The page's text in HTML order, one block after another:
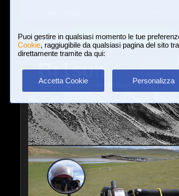
Puoi gestire in qualsiasi momento le tue
Cookie, raggiugibile da qualsiasi pagina del sito
direttamente tramite da qui:
Accetta Cookie Personalizza
Login Iscriviti a JuzaPhoto!
Br1sun
www.juzaphoto.com/p/Br1sun